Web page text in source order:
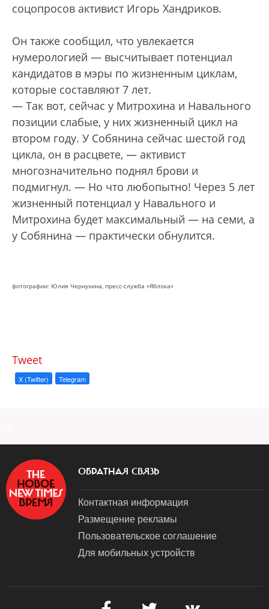
соцопросов активист Игорь Хандриков.
Он также сообщил, что увлекается
нумерологией — высчитывает потенциал
кандидатов в мэры по жизненным циклам,
которые составляют 7 лет.
— Так вот, сейчас у Митрохина и Навального
позиции слабые, у них жизненный цикл на
втором году. У Собянина сейчас шестой год
цикла, он в расцвете, — активист
многозначительно поднял брови и
подмигнул. — Но что любопытно! Через 5 лет
жизненный потенциал у Навального и
Митрохина будет максимальный — на семи, а
у Собянина — практически обнулится.
фотографии: Юлия Чернухина, пресс-служба «Яблока»
Tweet
X (Twitter) Telegram
ОБРАТНАЯ СВЯЗЬ
Контактная информация
Размещение рекламы
Пользовательское соглашение
Для мобильных устройств